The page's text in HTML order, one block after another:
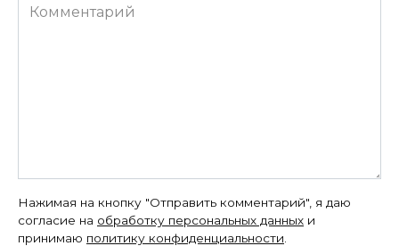
Комментарий
Нажимая на кнопку "Отправить комментарий", я даю
согласие на обработку персональных данных и
принимаю политику конфиденциальности